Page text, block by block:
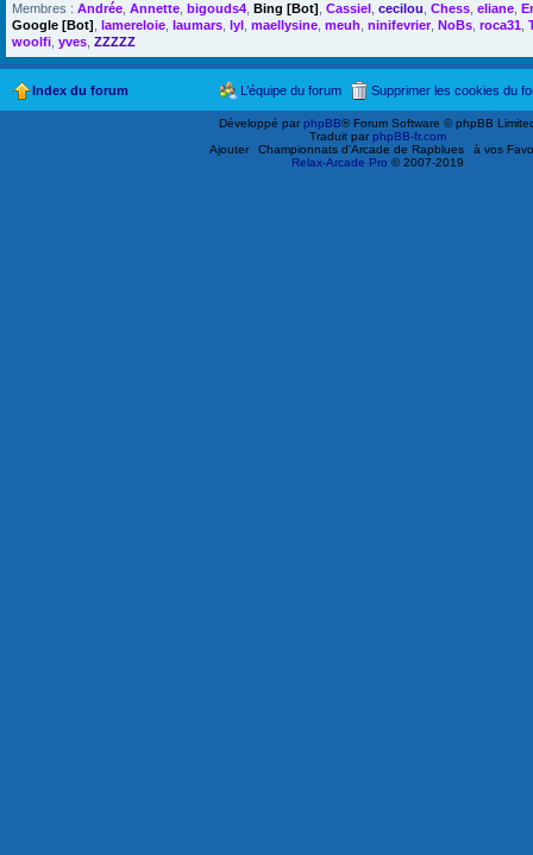
Membres : Andrée Annette bigouds4 Bing [Bot] Cassiel cecilou Chess eliane
Google [Bot] lamereloie laumars lyl maellysine meuh ninifevrier, NoBs roca31
woolfi yves ZZZZZ
Index du forum Supprimer les cookies du
L’équipe du forum
Développé parphpBB® Forum Software © phpBB
Traduit parphpBB-fr.com
Ajouter
Championnats d'Arcade de Rapblues
à vos
Relax-Arcade Pro © 2007-2019